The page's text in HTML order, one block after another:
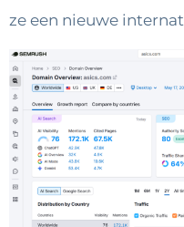
ze een nieuwe